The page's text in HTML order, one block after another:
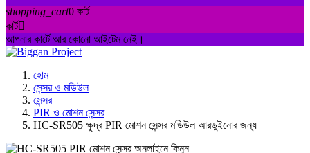
shopping_cart0 কার্ট
কার্ট
আপনার কার্টে আর কোনো আইটেম নেই।
হোম
সেন্সর ও মডিউল
সেন্সর
PIR ও মোশন সেন্সর
HC-SR505 ক্ষুদ্র PIR মোশন সেন্সর মডিউল আরডুইনোর জন্য